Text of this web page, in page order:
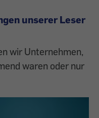
unserer Leser
wir Unternehmen,
waren oder nur